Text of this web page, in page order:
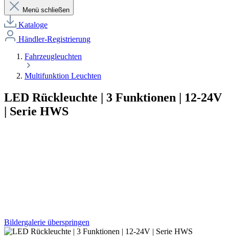
Menü schließen
Kataloge
Händler-Registrierung
Fahrzeugleuchten
Multifunktion Leuchten
LED Rückleuchte | 3 Funktionen | 12-24V
| Serie HWS
Bildergalerie überspringen